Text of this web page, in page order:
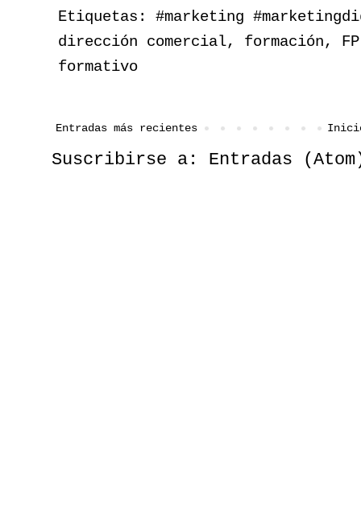
Etiquetas: #marketing
dirección comercial, formación,
formativo
Entradas más recientes
Suscribirse a: Entradas